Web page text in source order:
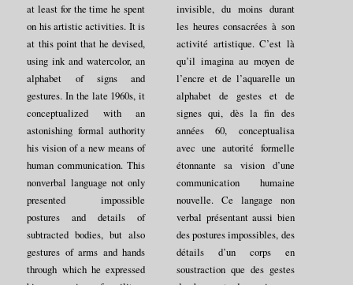
at least for the time he spent
on his artistic activities. It is
at this point that he devised,
using ink and watercolor, an
alphabet of signs and
gestures. In the late 1960s, it
conceptualized with an
astonishing formal authority
his vision of a new means of
human communication. This
nonverbal language not only
presented impossible
postures and details of
subtracted bodies, but also
gestures of arms and hands
through which he expressed
invisible, du moins durant
les heures consacrées à son
activité artistique. C’est là
qu’il imagina au moyen de
l’encre et de l’aquarelle un
alphabet de gestes et de
signes qui, dès la fin des
années 60, conceptualisa
avec une autorité formelle
étonnante sa vision d’une
communication humaine
nouvelle. Ce langage non
verbal présentant aussi bien
des postures impossibles, des
détails d’un corps en
soustraction que des gestes